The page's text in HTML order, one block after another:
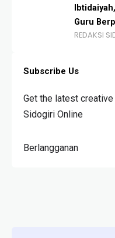
Guru
REDAKSI
Subscribe Us
Get the latest
Sidogiri Online
Berlangganan